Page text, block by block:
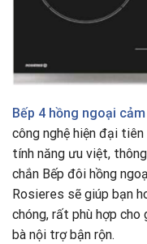
Bếp 4 hồng ngoại cảm
công nghệ hiện đại
tính năng ưu việt,
chắn Bếp đôi hồng
Rosieres sẽ giúp bạn
chóng, rất phù hợp cho
bà nội trợ bận rộn.